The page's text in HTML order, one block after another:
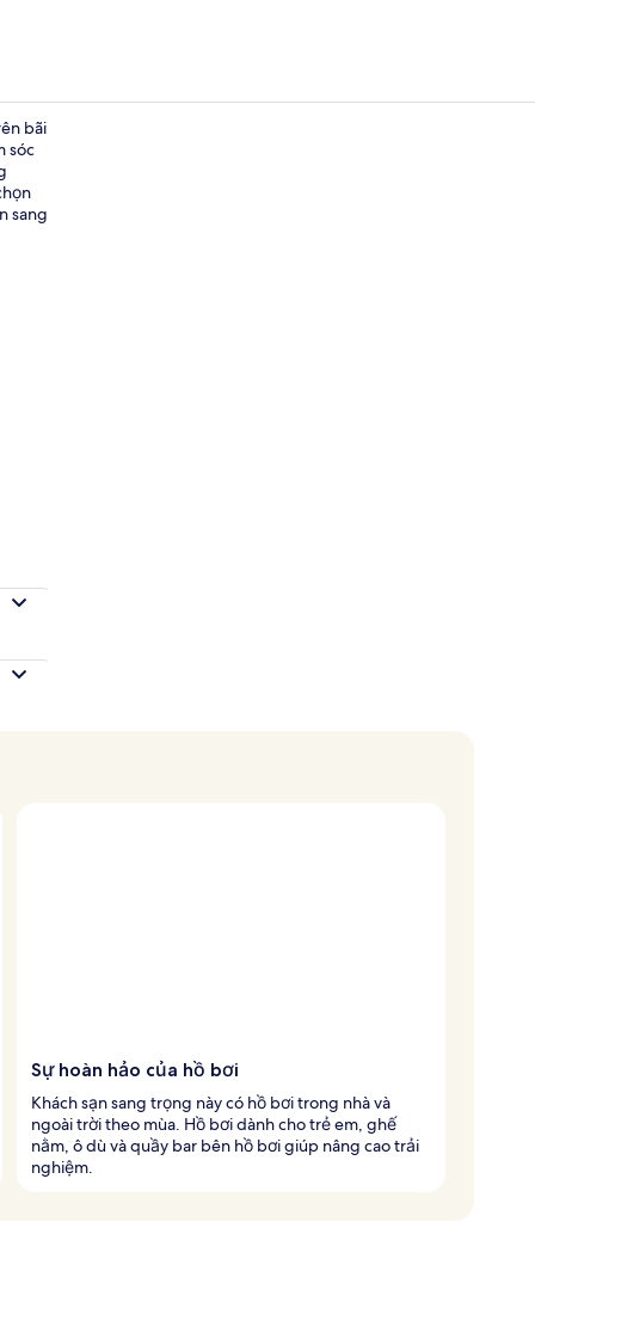
biển riêng, xe đưa đón đến bãi biển miễn phí, ghế dài tắm nắng
bãi
sóc
sang
Sự hoàn hảo của hồ bơi
Khách sạn sang trọng này có hồ bơi trong nhà và
ngoài trời theo mùa. Hồ bơi dành cho trẻ em, ghế
nằm, ô dù và quầy bar bên hồ bơi giúp nâng cao trải
nghiệm.